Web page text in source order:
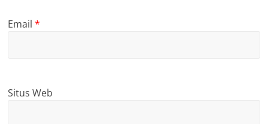
Email*
Situs Web